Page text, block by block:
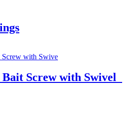
Screw with Swivel